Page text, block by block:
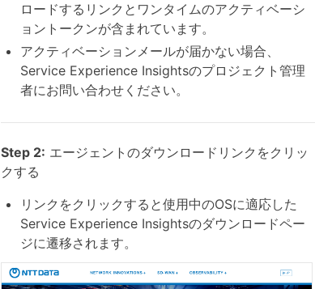
ロードするリンクとワンタイムのアクティベーシ
ョントークンが含まれています。
アクティベーションメールが届かない場合、
Service Experience Insightsのプロジェクト管理
者にお問い合わせください。
Step 2: エージェントのダウンロードリンクをクリッ
クする
リンクをクリックすると使用中のOSに適応した
Service Experience Insightsのダウンロードペー
ジに遷移されます。